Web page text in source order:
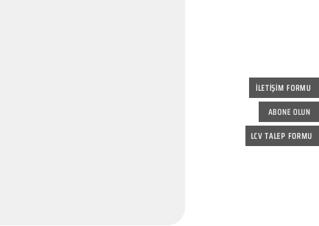
İLETİŞİM FORMU
ABONE OLUN
LCV TALEP FORMU